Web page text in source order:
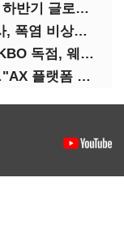
티빙·콘텐츠 IP 키운다…CJ ENM, 하반기 글로벌 확장 가속
작업자·통신망 이중 관리…통신3사, 폭염 비상대응 돌입
티빙 첫 분기 흑자…"2031년까지 KBO 독점, 웨이브 합병도 속도"
박윤영 KT 대표, AIDC 현장경영…"AX 플랫폼 핵심 인프라로 키운다"